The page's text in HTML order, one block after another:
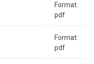
Format:
pdf
Format:
pdf